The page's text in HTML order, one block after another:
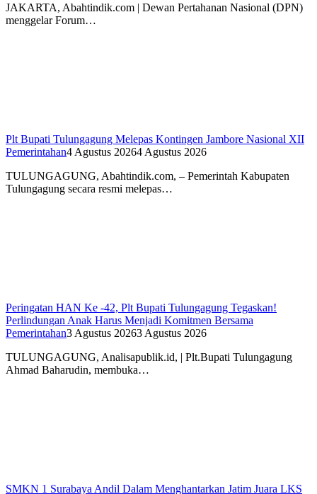
JAKARTA, Abahtindik.com | Dewan Pertahanan Nasional (DPN)
menggelar Forum…
Plt Bupati Tulungagung Melepas Kontingen Jambore Nasional XII
Pemerintahan4 Agustus 20264 Agustus 2026
TULUNGAGUNG, Abahtindik.com, – Pemerintah Kabupaten
Tulungagung secara resmi melepas…
Peringatan HAN Ke -42, Plt Bupati Tulungagung Tegaskan!
Perlindungan Anak Harus Menjadi Komitmen Bersama
Pemerintahan3 Agustus 20263 Agustus 2026
TULUNGAGUNG, Analisapublik.id, | Plt.Bupati Tulungagung
Ahmad Baharudin, membuka…
SMKN 1 Surabaya Andil Dalam Menghantarkan Jatim Juara LKS